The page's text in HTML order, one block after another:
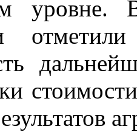
уровне.
отметили